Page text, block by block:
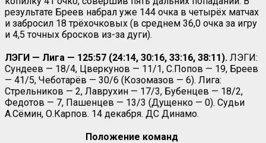
результате Бреев набрал уже 144 очка в четырёх матчах
и забросил 18 трёхочковых (в среднем 36,0 очка за игру
и 4,5 точных бросков из-за дуги).
ЛЭГИ — Лига — 125:57 (24:14, 30:16, 33:16, 38:11). ЛЭГИ:
Сундеев — 18/4, Цверкунов — 11/1, С.Попов — 19, Бреев
— 41/5, Чеботарёв — 30/6 (Козомазов — 6). Лига:
Стрельников — 2, Лаврухин — 17/3, Бубенцев — 18/2,
Федотов — 7, Пашенцев — 13/3 (Дущенко — 0). Судьи
А.Сёмин, О.Карпов. 14 декабря. ДС Динамо.
Положение команд